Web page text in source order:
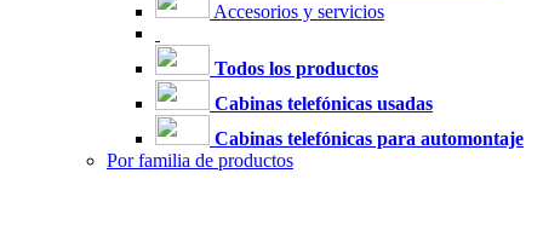
Accesorios y servicios
Todos los productos
Cabinas telefónicas usadas
Cabinas telefónicas para automontaje
Por familia de productos